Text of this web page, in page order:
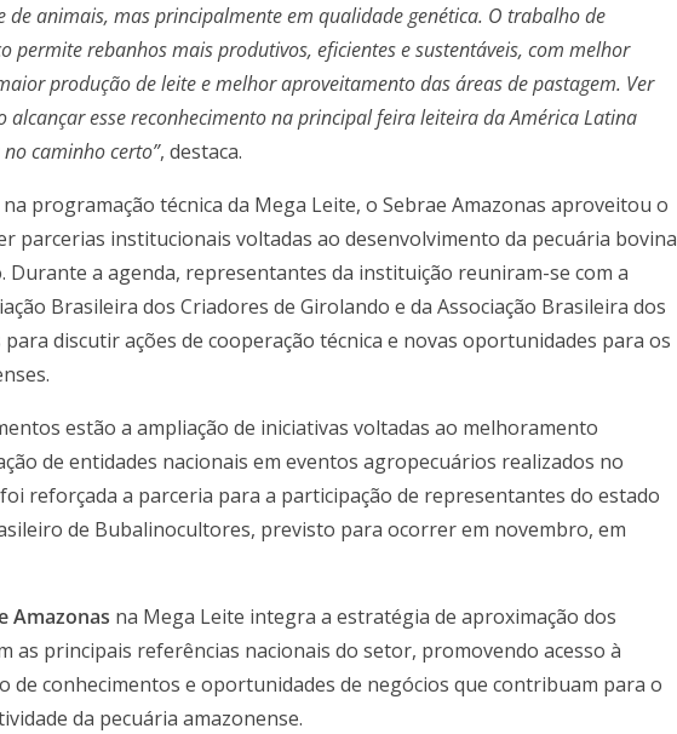
de animais, mas principalmente em qualidade genética. O trabalho de
permite rebanhos mais produtivos, eficientes e sustentáveis, com melhor
produção de leite e melhor aproveitamento das áreas de pastagem. Ver
alcançar esse reconhecimento na principal feira leiteira da América Latina
caminho certo”, destaca.
programação técnica da Mega Leite, o Sebrae Amazonas aproveitou o
parcerias institucionais voltadas ao desenvolvimento da pecuária bovina
Durante a agenda, representantes da instituição reuniram-se com a
Brasileira dos Criadores de Girolando e da Associação Brasileira dos
discutir ações de cooperação técnica e novas oportunidades para os
estão a ampliação de iniciativas voltadas ao melhoramento
de entidades nacionais em eventos agropecuários realizados no
reforçada a parceria para a participação de representantes do estado
de Bubalinocultores, previsto para ocorrer em novembro, em
Amazonas na Mega Leite integra a estratégia de aproximação dos
as principais referências nacionais do setor, promovendo acesso à
de conhecimentos e oportunidades de negócios que contribuam para o
da pecuária amazonense.